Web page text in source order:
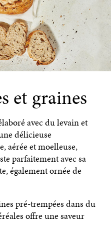
et graines
avec du levain et
délicieuse
aérée et moelleuse,
parfaitement avec sa
également ornée de
pré-trempées dans du
offre une saveur